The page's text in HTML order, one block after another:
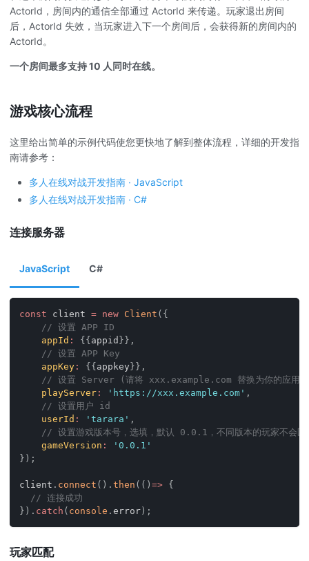
ActorId，房间内的通信全部通过 ActorId 来传递。玩家退出房间
后，ActorId 失效，当玩家进入下一个房间后，会获得新的房间内的
ActorId。
一个房间最多支持 10 人同时在线。
游戏核心流程
这里给出简单的示例代码使您更快地了解到整体流程，详细的开发指
南请参考：
多人在线对战开发指南 · JavaScript
多人在线对战开发指南 · C#
连接服务器
JavaScript C#
const client = new Client ( {
// 设置 APP ID
appId : { { appid } } ,
// 设置 APP Key
appKey : { { appkey } } ,
// 设置 Server (请将 xxx.example.com 替换为你的应用绑
playServer : 'https://xxx.example.com' ,
// 设置用户 id
userId : 'tarara' ,
// 设置游戏版本号，选填，默认 0.0.1，不同版本的玩家不会匹
gameVersion :
'0.0.1'
} ) ;
client . connect ( ) . then ( ( ) => {
// 连接成功
} ) . catch ( console . error ) ;
玩家匹配